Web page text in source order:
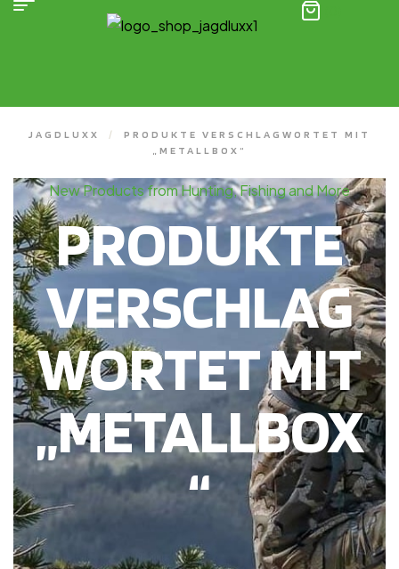
JAGDLUXX /
PRODUKTE VERSCHLAGWORTET MIT
„METALLBOX“
New Products from Hunting, Fishing and More
PRODUKTE
VERSCHLAG
WORTET MIT
„METALLBOX
“